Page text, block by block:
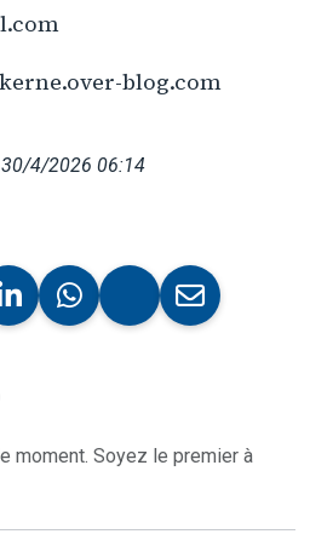
blog.com
4/2026 06:14
moment. Soyez le premier à